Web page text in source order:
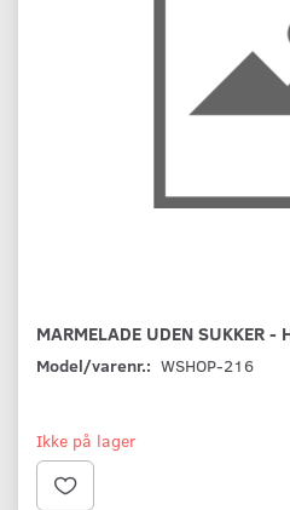
MARMELADE UDEN SUKKER
Model/varenr.: WSHOP-216
Ikke på lager